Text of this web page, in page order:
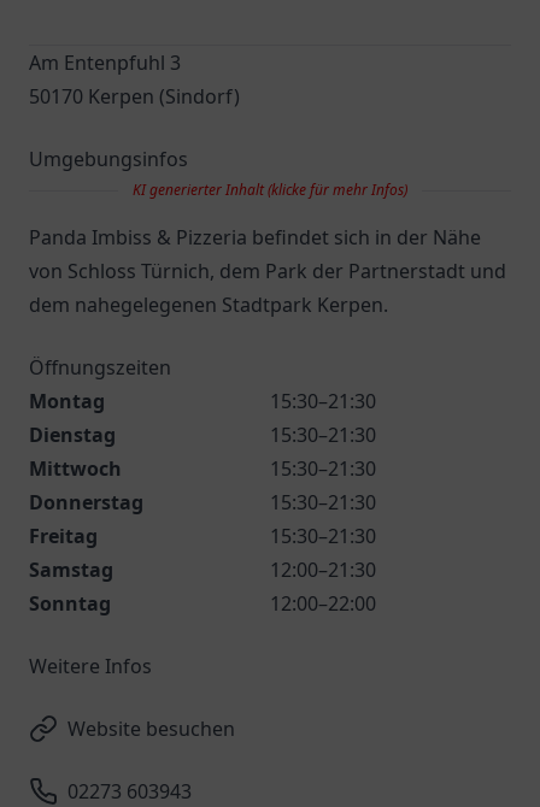
Am Entenpfuhl 3
50170 Kerpen (Sindorf)
Umgebungsinfos
KI generierter Inhalt (klicke für mehr Infos)
Panda Imbiss & Pizzeria befindet sich in der Nähe
von Schloss Türnich, dem Park der Partnerstadt und
dem nahegelegenen Stadtpark Kerpen.
Öffnungszeiten
Montag
15:30–21:30
Dienstag
15:30–21:30
Mittwoch
15:30–21:30
Donnerstag
15:30–21:30
Freitag
15:30–21:30
Samstag
12:00–21:30
Sonntag
12:00–22:00
Weitere Infos
Website besuchen
02273 603943